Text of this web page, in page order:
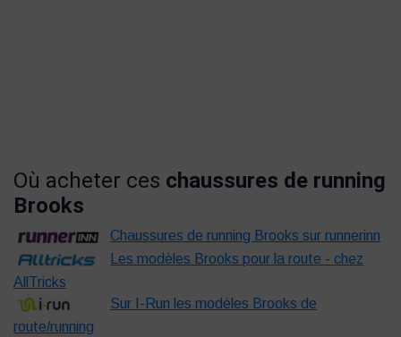
Où acheter ces chaussures de running
Brooks
Chaussures de running Brooks sur runnerinn
Les modèles Brooks pour la route - chez
AllTricks
Sur I-Run les modèles Brooks de
route/running